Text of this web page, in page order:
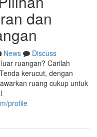
dan
News
Discuss
ruangan? Carilah
kerucut, dengan
ruang cukup untuk
profile